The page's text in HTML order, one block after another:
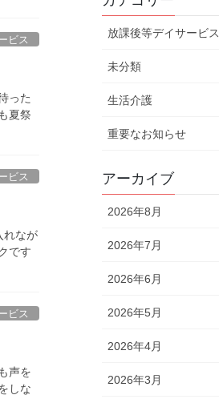
ビス
った
夏祭
ビス
れなが
です
ビス
声を
しな
放課後等デイサービス
未分類
生活介護
重要なお知らせ
アーカイブ
2026年8月
2026年7月
2026年6月
2026年5月
2026年4月
2026年3月